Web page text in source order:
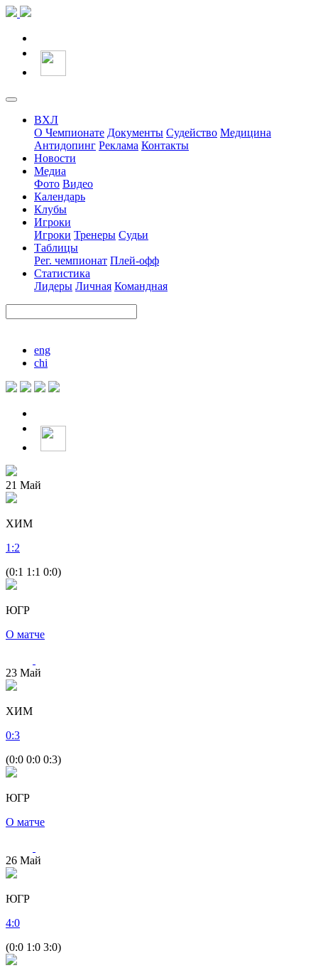
ВХЛ
О Чемпионате Документы Судейство Медицина
Антидопинг Реклама Контакты
Новости
Медиа
Фото Видео
Календарь
Клубы
Игроки
Игроки Тренеры Судьи
Таблицы
Рег. чемпионат Плей-офф
Статистика
Лидеры Личная Командная
eng
chi
21 Май
ХИМ
1 :2
(0:1 1:1 0:0)
ЮГР
О матче
23 Май
ХИМ
0:3
(0:0 0:0 0:3)
ЮГР
О матче
26 Май
ЮГР
4:0
(0:0 1:0 3:0)